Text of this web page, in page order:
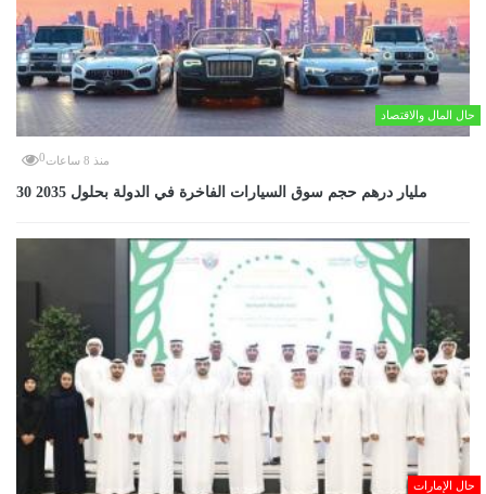
حال المال والاقتصاد
منذ 8 ساعات 0
30 مليار درهم حجم سوق السيارات الفاخرة في الدولة بحلول 2035
حال الإمارات